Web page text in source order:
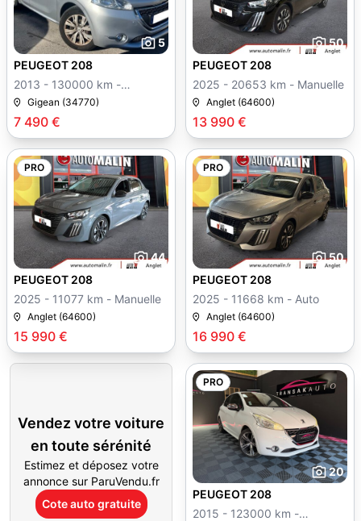
5
7 490 €
PEUGEOT 208
2013 - 130000 km -
Manuelle
Gigean (34770)
50
13 990 €
PEUGEOT 208
2025 - 20653 km - Manuelle
Anglet (64600)
PRO
44
15 990 €
PEUGEOT 208
2025 - 11077 km - Manuelle
Anglet (64600)
PRO
50
16 990 €
PEUGEOT 208
2025 - 11668 km - Auto
Anglet (64600)
Vendez votre voiture
en toute sérénité
Estimez et déposez votre
annonce sur ParuVendu.fr
Cote auto gratuite
PRO
20
PEUGEOT 208
2015 - 123000 km -